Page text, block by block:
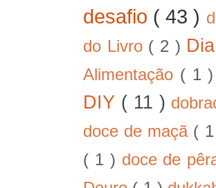
desafio ( 43 )
do Livro ( 2 )
Alimentação ( 1 )
DIY ( 11 )
doce de maçã (
( 1 ) doce de